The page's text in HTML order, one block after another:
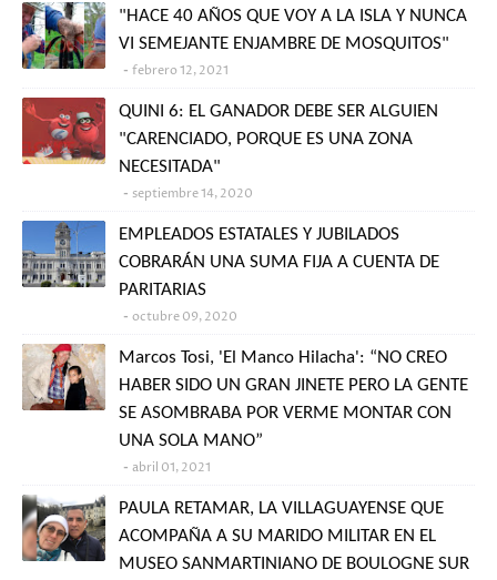
"HACE 40 AÑOS QUE VOY A LA ISLA Y NUNCA
VI SEMEJANTE ENJAMBRE DE MOSQUITOS"
febrero 12, 2021
QUINI 6: EL GANADOR DEBE SER ALGUIEN
"CARENCIADO, PORQUE ES UNA ZONA
NECESITADA"
septiembre 14, 2020
EMPLEADOS ESTATALES Y JUBILADOS
COBRARÁN UNA SUMA FIJA A CUENTA DE
PARITARIAS
octubre 09, 2020
Marcos Tosi, 'El Manco Hilacha': “NO CREO
HABER SIDO UN GRAN JINETE PERO LA GENTE
SE ASOMBRABA POR VERME MONTAR CON
UNA SOLA MANO”
abril 01, 2021
PAULA RETAMAR, LA VILLAGUAYENSE QUE
ACOMPAÑA A SU MARIDO MILITAR EN EL
MUSEO SANMARTINIANO DE BOULOGNE SUR